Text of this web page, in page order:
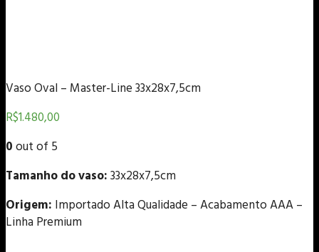
Vaso Oval – Master-Line 33x28x7,5cm
R$1.480,00
0out of 5
Tamanho do vaso:33x28x7,5cm
Origem: Importado Alta Qualidade – Acabamento AAA –
Linha Premium